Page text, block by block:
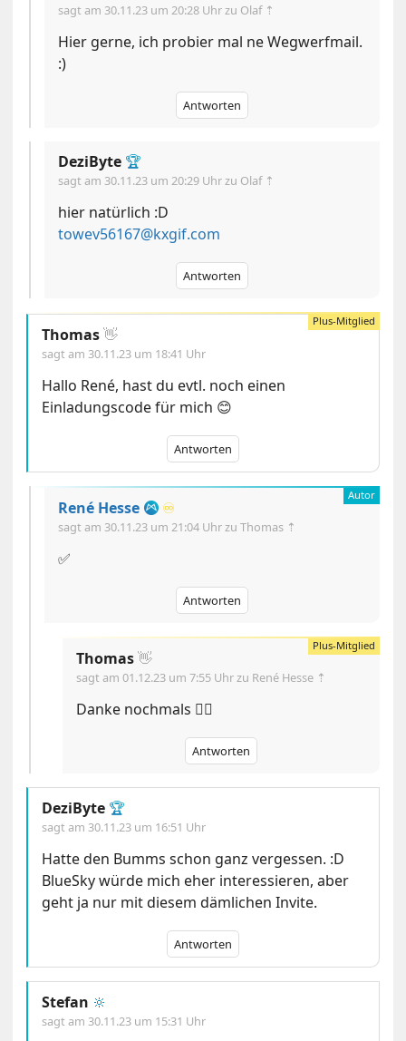
sagt am 30.11.23 um 20:28 Uhrzu Olaf ⇡
Hier gerne, ich probier mal ne Wegwerfmail.
:)
Antworten
DeziByte 🏆
sagt am 30.11.23 um 20:29 Uhrzu Olaf ⇡
hier natürlich :D
towev56167@kxgif.com
Antworten
Thomas👋
sagt am 30.11.23 um 18:41 Uhr
Hallo René, hast du evtl. noch einen
Einladungscode für mich 😊
Antworten
René Hesse ♾️
sagt am 30.11.23 um 21:04 Uhrzu Thomas ⇡
✅
Antworten
Thomas👋
sagt am01.12.23 um 7:55 Uhrzu René Hesse ⇡
Danke nochmals 👍🏼
Antworten
DeziByte 🏆
sagt am 30.11.23 um 16:51 Uhr
Hatte den Bumms schon ganz vergessen. :D
BlueSky würde mich eher interessieren, aber
geht ja nur mit diesem dämlichen Invite.
Antworten
Stefan 🔆
sagt am 30.11.23 um 15:31 Uhr